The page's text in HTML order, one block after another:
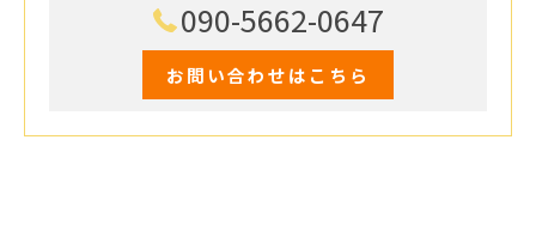
090-5662-0647
お問い合わせはこちら